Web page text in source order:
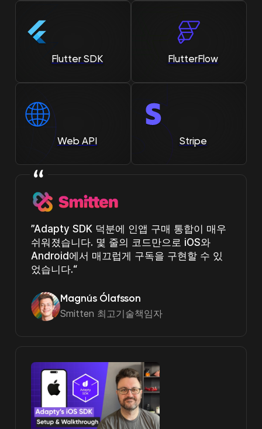
Flutter SDK FlutterFlow
Web API Stripe
Adapty SDK 덕분에 인앱 구매 통합이 매우
쉬워졌습니다. 몇 줄의 코드만으로 iOS와
Android에서 매끄럽게 구독을 구현할 수 있
었습니다.
Magnús Ólafsson
Smitten 최고기술책임자